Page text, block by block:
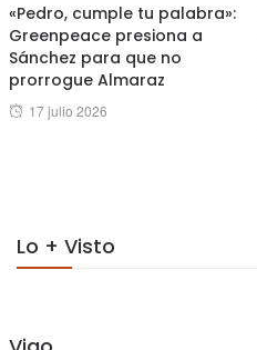
«Pedro, cumple tu palabra»:
Greenpeace presiona a
Sánchez para que no
prorrogue Almaraz
Posted
17 julio 2026
Lo + Visto